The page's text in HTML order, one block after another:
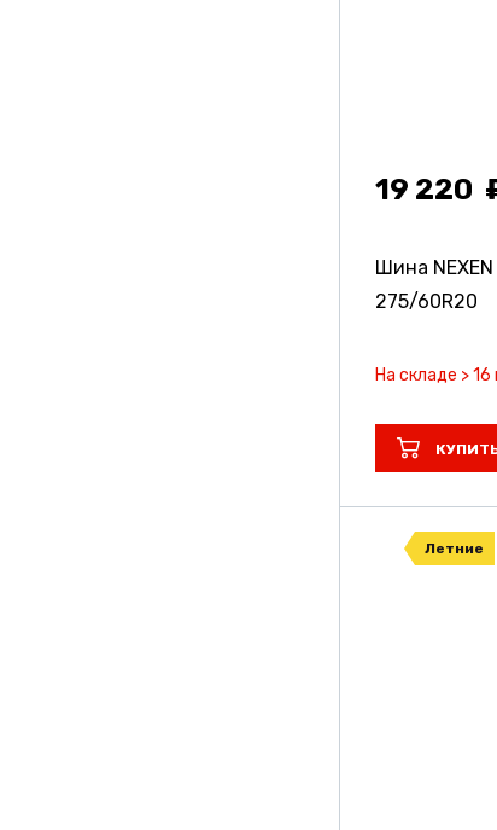
19 220
Шина NEXEN
275/60R20
На складе >
Летние